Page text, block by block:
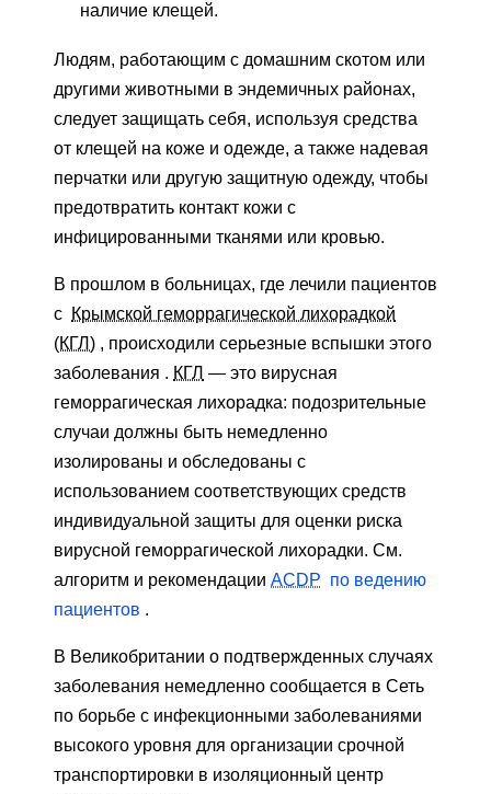
наличие клещей.
Людям, работающим с домашним скотом или
другими животными в эндемичных районах,
следует защищать себя, используя средства
от клещей на коже и одежде, а также надевая
перчатки или другую защитную одежду, чтобы
предотвратить контакт кожи с
инфицированными тканями или кровью.
В прошлом в больницах, где лечили пациентов
с Крымской геморрагической лихорадкой
(КГЛ) , происходили серьезные вспышки этого
заболевания . КГЛ — это вирусная
геморрагическая лихорадка: подозрительные
случаи должны быть немедленно
изолированы и обследованы с
использованием соответствующих средств
индивидуальной защиты для оценки риска
вирусной геморрагической лихорадки. См.
алгоритм и рекомендации ACDP по ведению
пациентов .
В Великобритании о подтвержденных случаях
заболевания немедленно сообщается в Сеть
по борьбе с инфекционными заболеваниями
высокого уровня для организации срочной
транспортировки в изоляционный центр